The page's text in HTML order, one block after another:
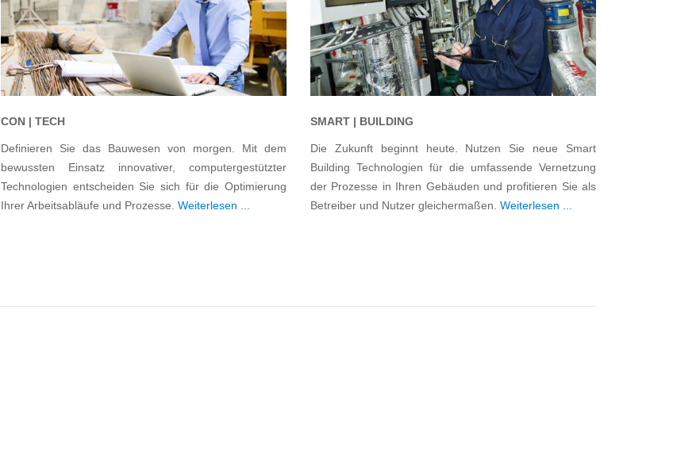
CON | TECH
Definieren Sie das Bauwesen von morgen. Mit dem
bewussten Einsatz innovativer, computergestützter
Technologien entscheiden Sie sich für die Optimierung
Ihrer Arbeitsabläufe und Prozesse. Weiterlesen ...
SMART | BUILDING
Die Zukunft beginnt heute. Nutzen Sie neue Smart
Building Technologien für die umfassende Vernetzung
der Prozesse in Ihren Gebäuden und profitieren Sie als
Betreiber und Nutzer gleichermaßen. Weiterlesen ...